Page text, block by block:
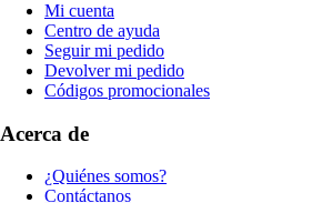
Mi cuenta
Centro de ayuda
Seguir mi pedido
Devolver mi pedido
Códigos promocionales
Acerca de
¿Quiénes somos?
Contáctanos